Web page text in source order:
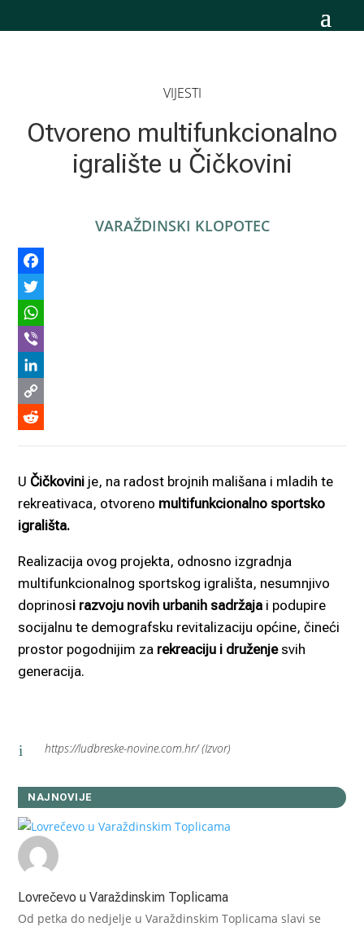
VIJESTI
Otvoreno multifunkcionalno
igralište u Čičkovini
VARAŽDINSKI KLOPOTEC
Link
Reddit
U Čičkovini je, na radost brojnih mališana i mladih te
rekreativaca, otvoreno multifunkcionalno sportsko
igrališta.
Realizacija ovog projekta, odnosno izgradnja
multifunkcionalnog sportskog igrališta, nesumnjivo
doprinosi razvoju novih urbanih sadržaja i podupire
socijalnu te demografsku revitalizaciju općine, čineći
prostor pogodnijim za rekreaciju i druženjesvih
generacija.
i https://ludbreske-novine.com.hr/ (Izvor)
NAJNOVIJE
Lovrečevo u Varaždinskim Toplicama
Od petka do nedjelje u Varaždinskim Toplicama slavi se